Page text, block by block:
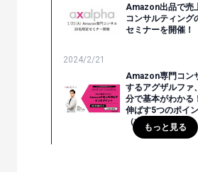
Amazon出品で売
コンサルティング
セミナーを開催！
2024/2/21
Amazon専門コン
するアグザルファ
分で基本がわか
伸ばす5つのポイ
（水）開催
もっと見る